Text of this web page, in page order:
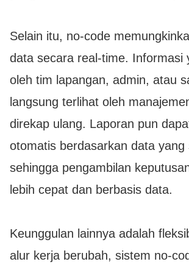
Selain itu, no-code
data secara real-time. Informasi
oleh tim lapangan, admin, atau
langsung terlihat oleh
direkap ulang. Laporan pun
otomatis berdasarkan data yang
sehingga pengambilan
lebih cepat dan berbasis data.
Keunggulan lainnya adalah
alur kerja berubah, sistem no-